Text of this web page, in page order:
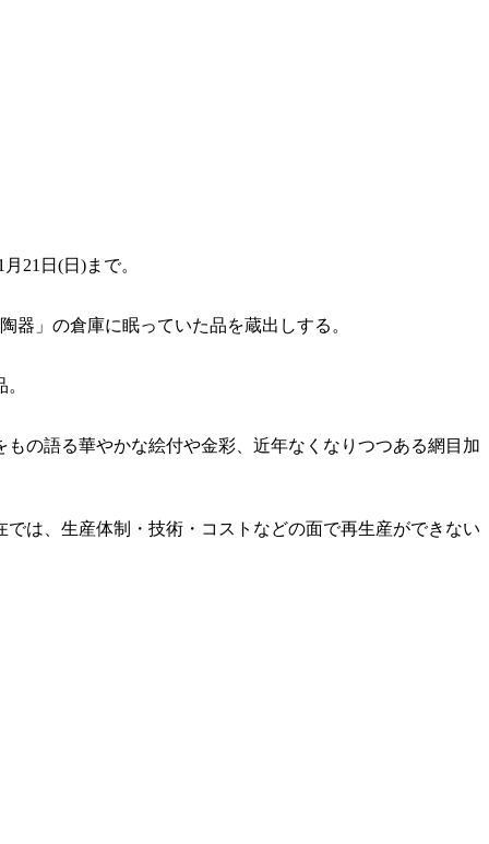
21日(日)まで。
器」の倉庫に眠っていた品を蔵出しする。
の語る華やかな絵付や金彩、近年なくなりつつある網目加
は、生産体制・技術・コストなどの面で再生産ができない